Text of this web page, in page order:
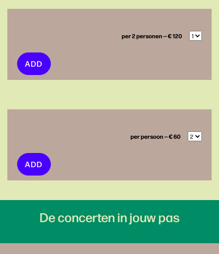
per 2 personen — € 120
ADD
per persoon — € 60
ADD
De concerten in jouw pas